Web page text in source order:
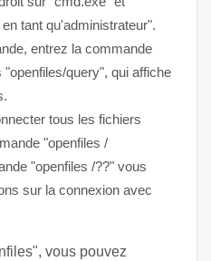
tant qu'administrateur".
entrez la commande
query", qui affiche
tous les fichiers
"openfiles /
"openfiles /??" vous
sur la connexion avec
vous pouvez